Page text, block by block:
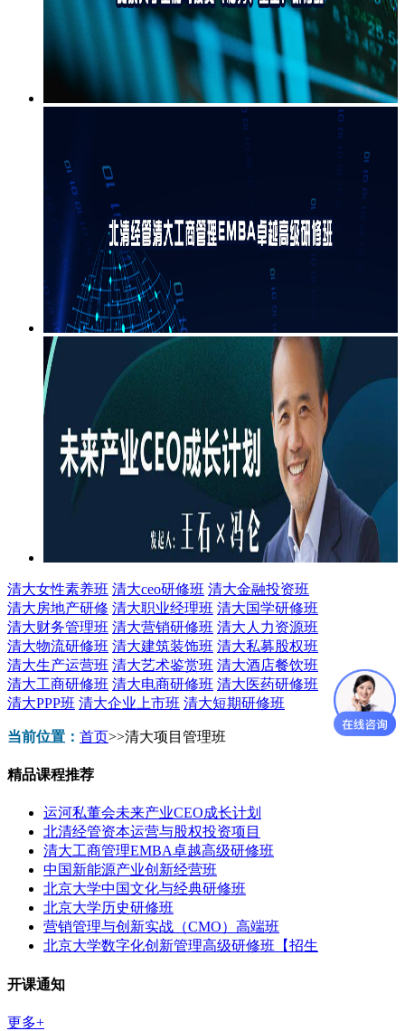
清大女性素养班 清大ceo研修班 清大金融投资班
清大房地产研修 清大职业经理班 清大国学研修班
清大财务管理班 清大营销研修班 清大人力资源班
清大物流研修班 清大建筑装饰班 清大私募股权班
清大生产运营班 清大艺术鉴赏班 清大酒店餐饮班
清大工商研修班 清大电商研修班 清大医药研修班
清大PPP班 清大企业上市班 清大短期研修班
当前位置： 首页>>清大项目管理班
精品课程推荐
运河私董会未来产业CEO成长计划
北清经管资本运营与股权投资项目
清大工商管理EMBA卓越高级研修班
中国新能源产业创新经营班
北京大学中国文化与经典研修班
北京大学历史研修班
营销管理与创新实战（CMO）高端班
北京大学数字化创新管理高级研修班【招生
开课通知
更多+